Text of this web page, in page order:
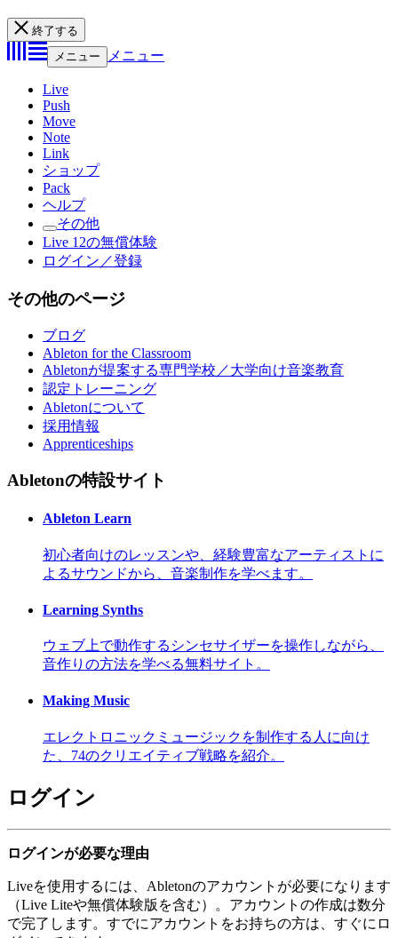
終了する
メニュー
メニュー
Live
Push
Move
Note
Link
ショップ
Pack
ヘルプ
その他
Live 12の無償体験
ログイン／登録
その他のページ
ブログ
Ableton for the Classroom
Abletonが提案する専門学校／大学向け音楽教育
認定トレーニング
Abletonについて
採用情報
Apprenticeships
Abletonの特設サイト
Ableton Learn
初心者向けのレッスンや、経験豊富なアーティストに
よるサウンドから、音楽制作を学べます。
Learning Synths
ウェブ上で動作するシンセサイザーを操作しながら、
音作りの方法を学べる無料サイト。
Making Music
エレクトロニックミュージックを制作する人に向け
た、74のクリエイティブ戦略を紹介。
ログイン
ログインが必要な理由
Liveを使用するには、Abletonのアカウントが必要になります
（Live Liteや無償体験版を含む）。アカウントの作成は数分
で完了します。すでにアカウントをお持ちの方は、すぐにロ